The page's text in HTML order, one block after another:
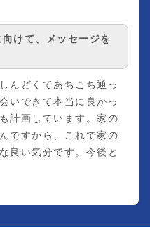
けて、メッセージを
んどくてあちこち通っ
いできて本当に良かっ
計画しています。家の
ですから、これで家の
良い気分です。今後と